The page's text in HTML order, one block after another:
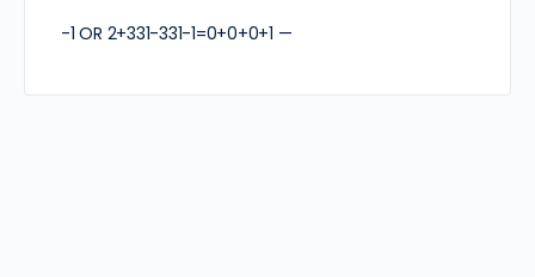
-1 OR 2+331-331-1=0+0+0+1 —